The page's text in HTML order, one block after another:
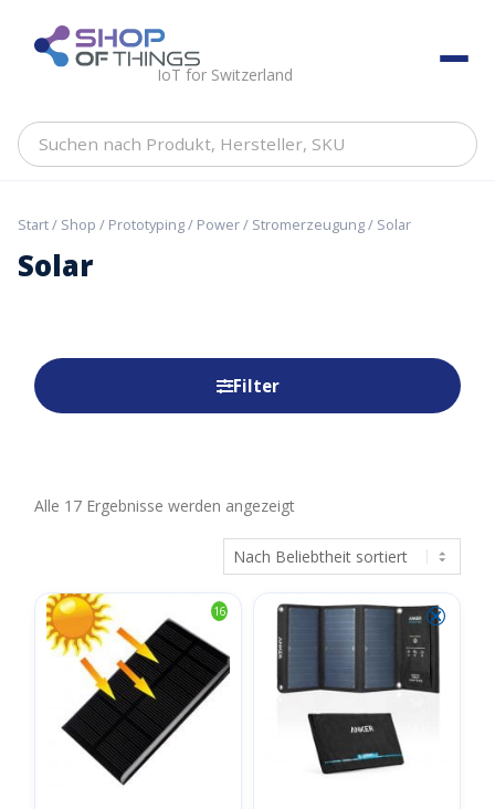
content ShopOfThings
IoT for Switzerland
Suchen
Hersteller,
Start/ Shop / Prototyping/ Power/ Stromerzeugung/ Solar
Solar
Filter
Alle 17 Ergebnisse werden angezeigtNach
Beliebtheit
sortiert
16 ⮿